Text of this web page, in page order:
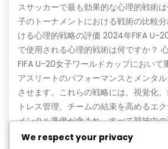
スサッカーで最も効果的な心理的戦術
子のトーナメントにおける戦術の比較
ける心理的戦略の評価 2024年FIFA U-
で使用される心理的戦術は何ですか？
FIFA U-20女子ワールドカップにおいて
アスリートのパフォーマンスとメンタ
させます。これらの戦略には、視覚化
トレス管理、チームの結束を高めるエ
メンタル準備が含まれ、すべて競技中
を最適化することを目的としています。
We respect your privacy